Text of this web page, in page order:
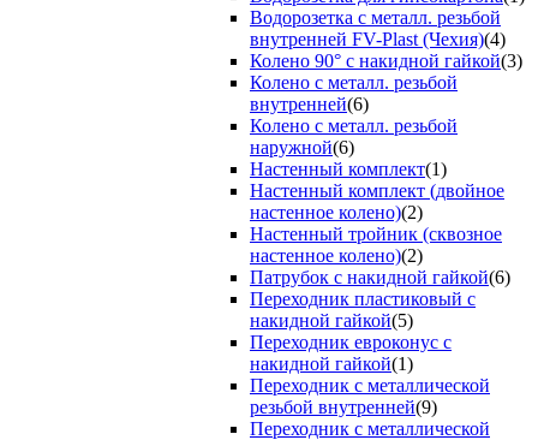
Водорозетка с металл. резьбой
внутренней FV-Plast (Чехия)(4)
Колено 90° с накидной гайкой(3)
Колено с металл. резьбой
внутренней(6)
Колено с металл. резьбой
наружной(6)
Настенный комплект(1)
Настенный комплект (двойное
настенное колено)(2)
Настенный тройник (сквозное
настенное колено)(2)
Патрубок с накидной гайкой(6)
Переходник пластиковый с
накидной гайкой(5)
Переходник евроконус с
накидной гайкой(1)
Переходник с металлической
резьбой внутренней(9)
Переходник с металлической